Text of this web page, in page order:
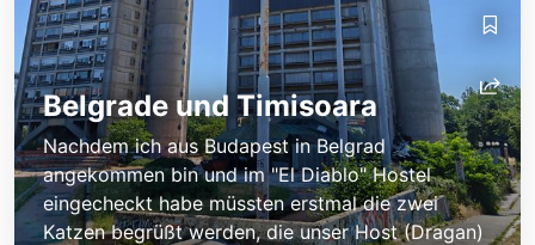
Belgrade und Timisoara
Nachdem ich aus Budapest in Belgrad
angekommen bin und im "El Diablo" Hostel
eingecheckt habe müssten erstmal die zwei
Katzen begrüßt werden, die unser Host (Dragan)